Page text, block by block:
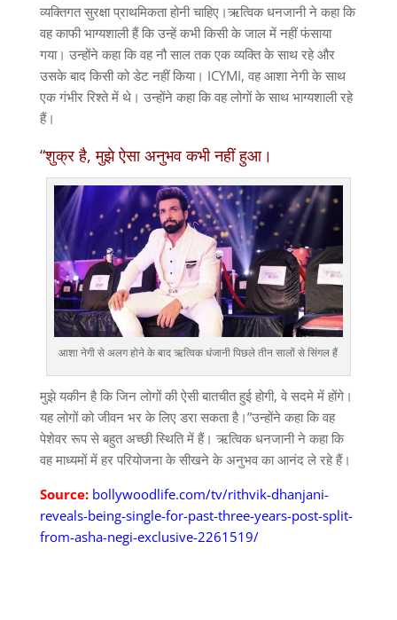
व्यक्तिगत सुरक्षा प्राथमिकता होनी चाहिए।ऋत्विक धनजानी ने कहा कि
वह काफी भाग्यशाली हैं कि उन्हें कभी किसी के जाल में नहीं फंसाया
गया। उन्होंने कहा कि वह नौ साल तक एक व्यक्ति के साथ रहे और
उसके बाद किसी को डेट नहीं किया। ICYMI, वह आशा नेगी के साथ
एक गंभीर रिश्ते में थे। उन्होंने कहा कि वह लोगों के साथ भाग्यशाली रहे
हैं।
“शुक्र है, मुझे ऐसा अनुभव कभी नहीं हुआ।
आशा नेगी से अलग होने के बाद ऋत्विक धंजानी पिछले तीन सालों से सिंगल हैं
मुझे यकीन है कि जिन लोगों की ऐसी बातचीत हुई होगी, वे सदमे में होंगे।
यह लोगों को जीवन भर के लिए डरा सकता है।”उन्होंने कहा कि वह
पेशेवर रूप से बहुत अच्छी स्थिति में हैं। ऋत्विक धनजानी ने कहा कि
वह माध्यमों में हर परियोजना के सीखने के अनुभव का आनंद ले रहे हैं।
Source:bollywoodlife.com/tv/rithvik-dhanjani-
reveals-being-single-for-past-three-years-post-split-
from-asha-negi-exclusive-2261519/